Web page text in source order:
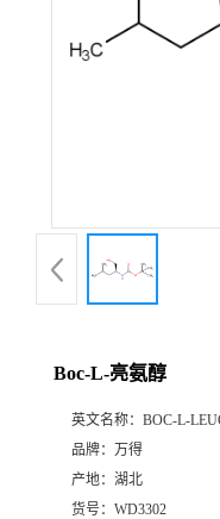
Boc-L-亮氨醇
英文名称： BOC-L-
品牌： 万得
产地： 湖北
货号： WD3302